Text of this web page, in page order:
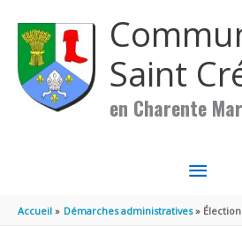
Saint
en Charente
MENU
Accueil Démarches administratives